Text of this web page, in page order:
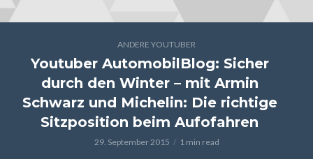
ANDERE YOUTUBER
Youtuber AutomobilBlog: Sicher
durch den Winter – mit Armin
Schwarz und Michelin: Die richtige
Sitzposition beim Aufofahren
29. September 2015 1 min read